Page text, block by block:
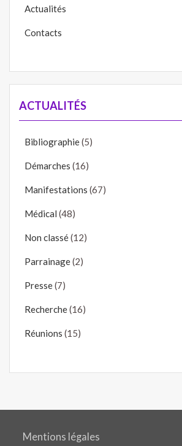
Actualités
Contacts
ACTUALITÉS
Bibliographie(5)
Démarches (16)
Manifestations (67)
Médical (48)
Non classé(12)
Parrainage(2)
Presse(7)
Recherche(16)
Réunions (15)
Mentions légales